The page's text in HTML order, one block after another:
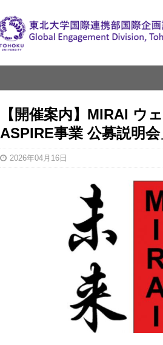
【開催案内】MIRAI ウ
ASPIRE事業 公募説明
2026年04月16日